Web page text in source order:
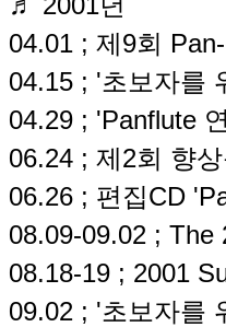
04.01 ; 제9회
04.15 ; '초보자를
04.29 ; 'Panflute
06.24 ; 제2회 향
06.26 ; 편집CD
08.09-09.02 ; The
08.18-19 ; 2001
09.02 ; '초보자를